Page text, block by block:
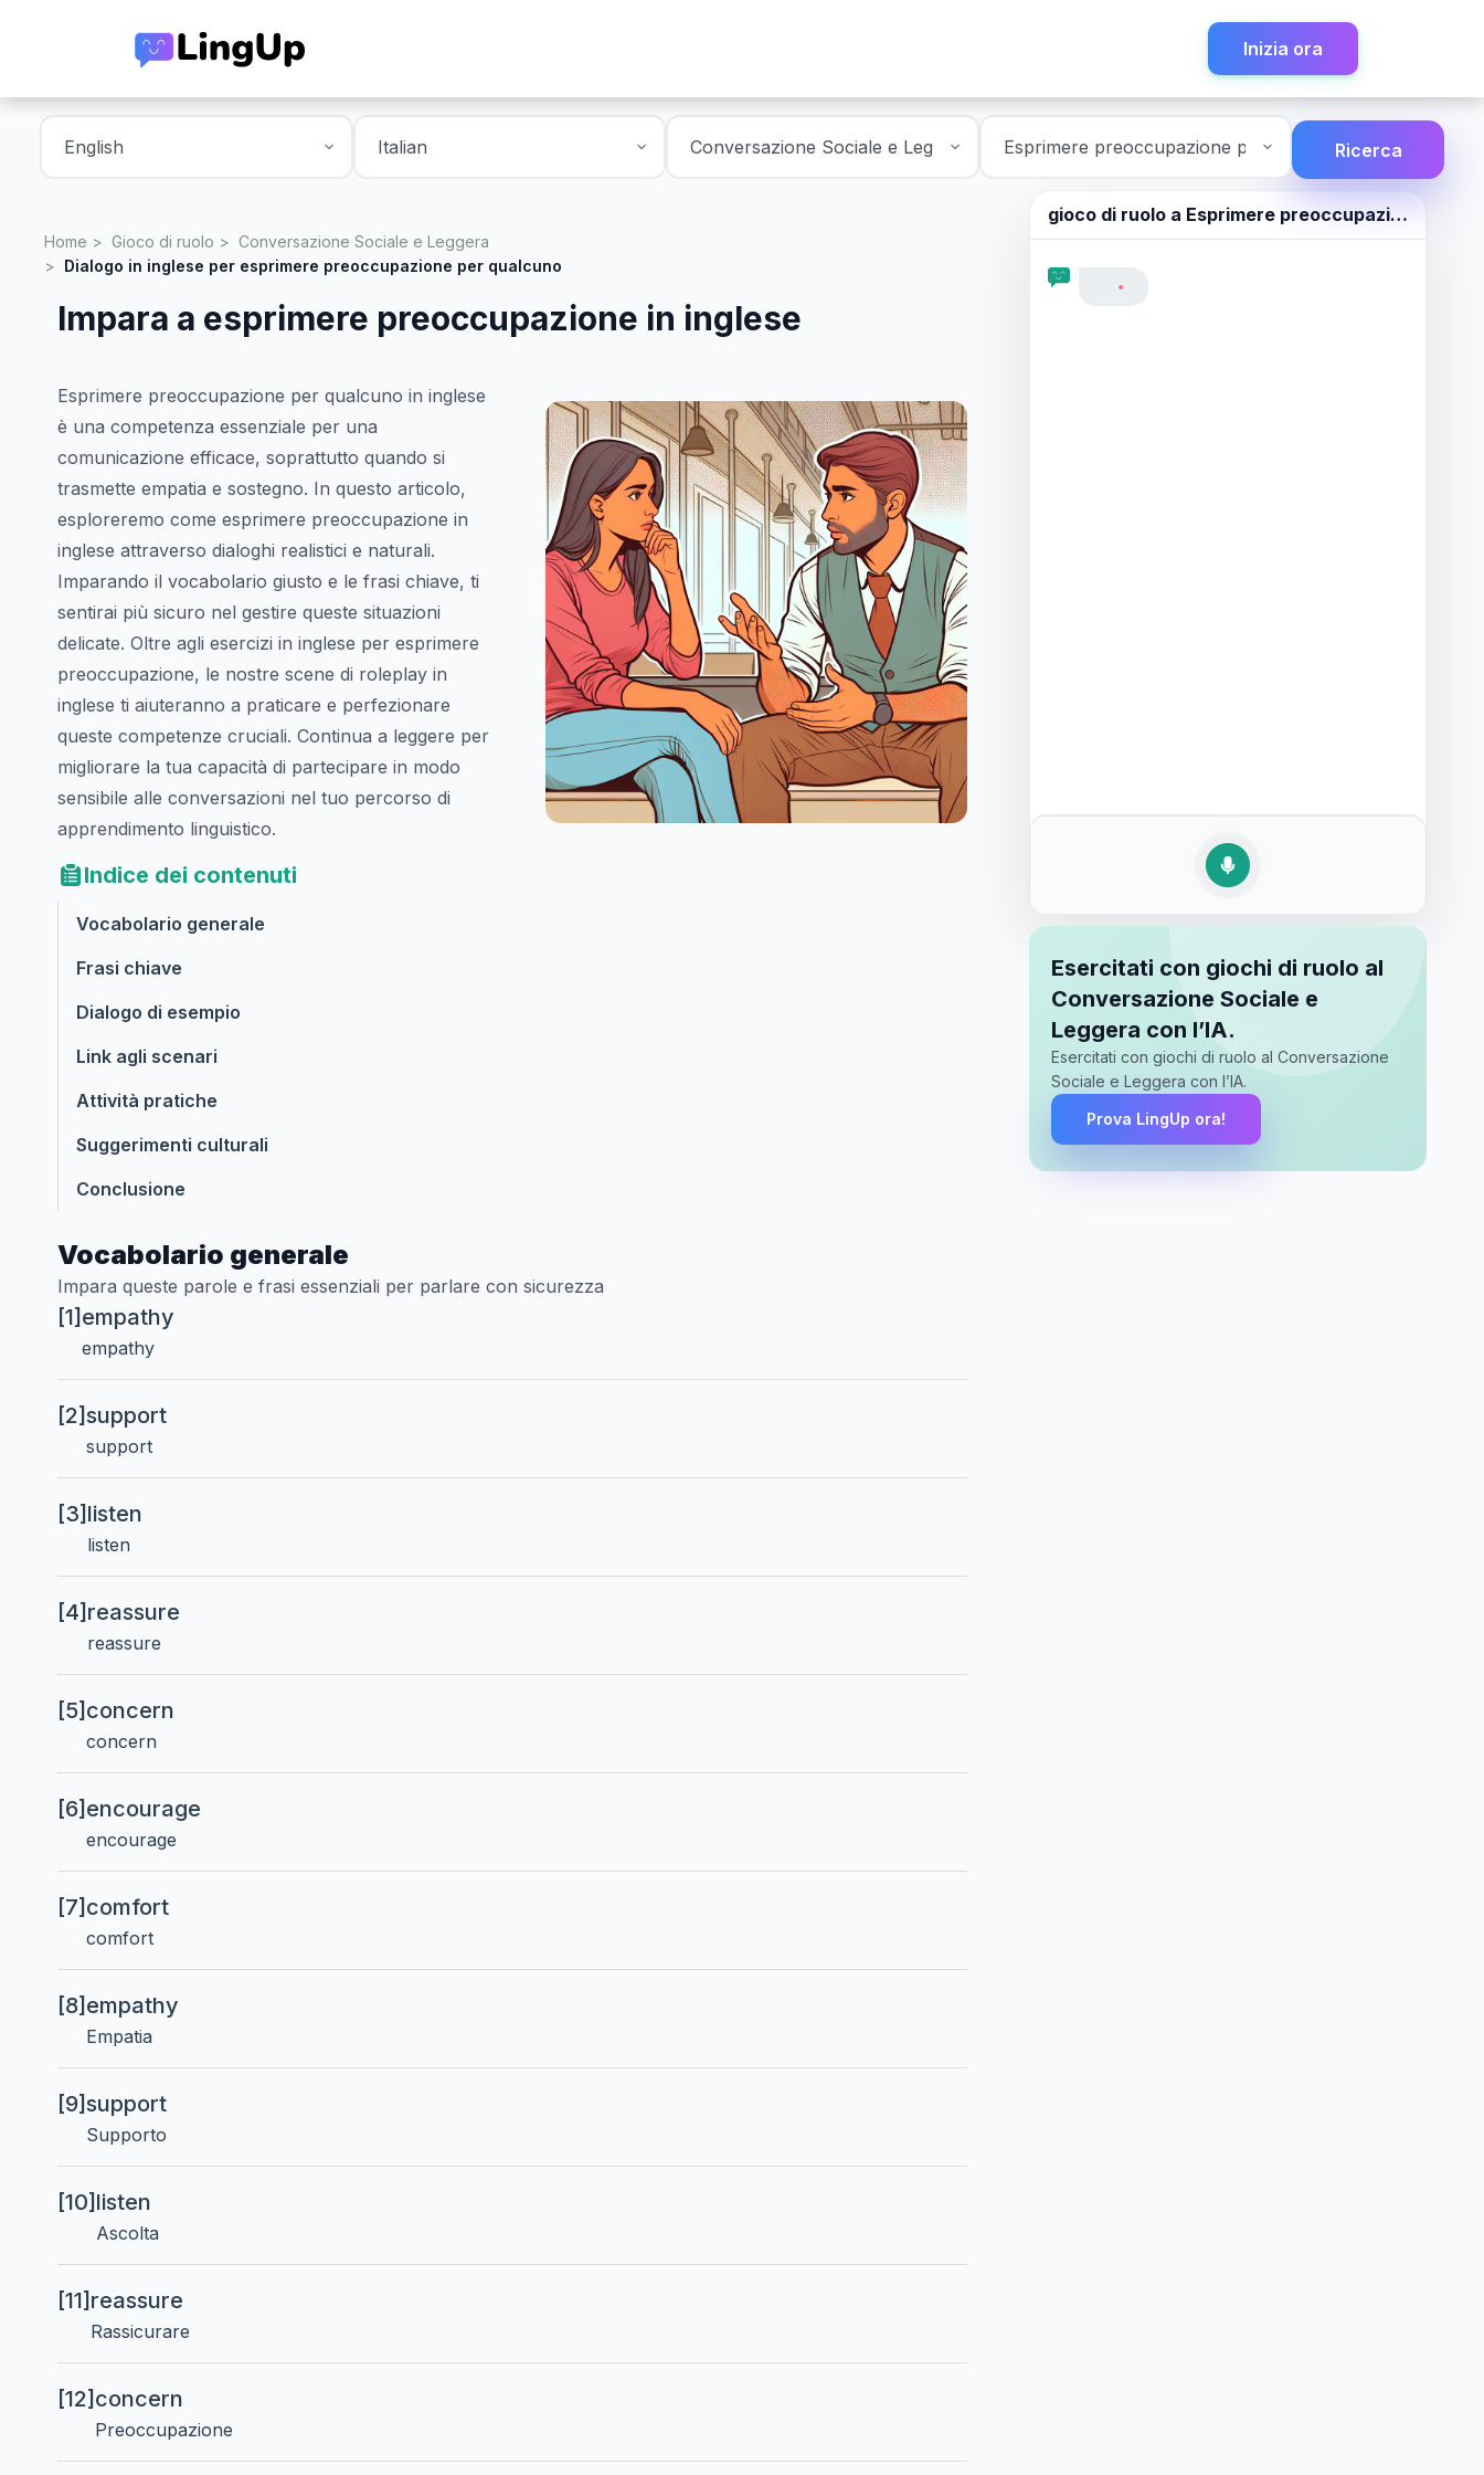
Inizia ora
Ricerca
gioco di ruolo a Esprimere preoccupazione per qualcuno.
Esercitati con giochi di ruolo al
Conversazione Sociale e
Leggera con l’IA.
Esercitati con giochi di ruolo al Conversazione
Sociale e Leggera con l’IA.
Prova LingUp ora!
Home Gioco di ruolo
Conversazione Sociale e Leggera
Dialogo in inglese per esprimere preoccupazione per qualcuno
Impara a esprimere preoccupazione in inglese
Esprimere preoccupazione per qualcuno in inglese
è una competenza essenziale per una
comunicazione efficace, soprattutto quando si
trasmette empatia e sostegno. In questo articolo,
esploreremo come esprimere preoccupazione in
inglese attraverso dialoghi realistici e naturali.
Imparando il vocabolario giusto e le frasi chiave, ti
sentirai più sicuro nel gestire queste situazioni
delicate. Oltre agli esercizi in inglese per esprimere
preoccupazione, le nostre scene di roleplay in
inglese ti aiuteranno a praticare e perfezionare
queste competenze cruciali. Continua a leggere per
migliorare la tua capacità di partecipare in modo
sensibile alle conversazioni nel tuo percorso di
apprendimento linguistico.
Indice dei contenuti
Vocabolario generale
Frasi chiave
Dialogo di esempio
Link agli scenari
Attività pratiche
Suggerimenti culturali
Conclusione
Vocabolario generale
Impara queste parole e frasi essenziali per parlare con sicurezza
[1] empathy
empathy
[2]support
support
[3] listen
listen
[4] reassure
reassure
[5] concern
concern
[6] encourage
encourage
[7] comfort
comfort
[8] empathy
Empatia
[9]support
Supporto
[10] listen
Ascolta
[11] reassure
Rassicurare
[12] concern
Preoccupazione